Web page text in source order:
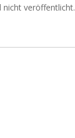
nicht veröffentlicht.